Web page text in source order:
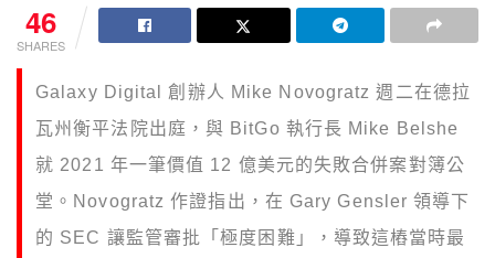
46
SHARES
Galaxy Digital 創辦人 Mike Novogratz 週二在德拉
瓦州衡平法院出庭，與 BitGo 執行長 Mike Belshe
就 2021 年一筆價值 12 億美元的失敗合併案對簿公
堂。Novogratz 作證指出，在 Gary Gensler 領導下
的 SEC 讓監管審批「極度困難」，導致這樁當時最